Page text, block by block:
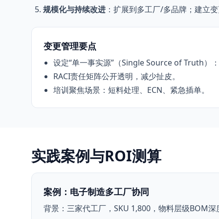
规模化与持续改进 ：扩展到多工厂/多品牌；建立
变更管理要点
设定“单一事实源”（Single Source of Truth）
RACI责任矩阵公开透明，减少扯皮。
培训聚焦场景：短料处理、ECN、紧急插单。
实践案例与ROI测算
案例：电子制造多工厂协同
背景：三家代工厂，SKU 1,800，物料层级BOM